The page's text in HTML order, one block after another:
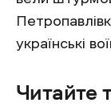
українські
Читайте